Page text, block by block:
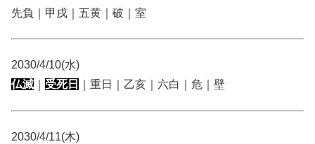
先負｜甲戌｜五黄｜破｜室
2030/4/10(水)
仏滅
受死日 ｜重日｜乙亥｜六白｜危｜壁
2030/4/11(木)